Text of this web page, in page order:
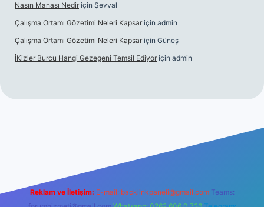
Nasın Manası Nedir için Şevval
Çalışma Ortamı Gözetimi Neleri Kapsar için admin
Çalışma Ortamı Gözetimi Neleri Kapsar için Güneş
İKizler Burcu Hangi Gezegeni Temsil Ediyor için admin
Reklam ve İletişim: E-mail: backlinkpaneli@gmail.com Teams: